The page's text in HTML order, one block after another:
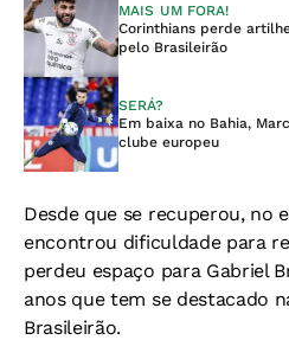
MAIS UM FORA!
Corinthians perde
pelo Brasileirão
SERÁ?
Em baixa no Bahia,
clube europeu
Desde que se recuperou, no
encontrou dificuldade para
perdeu espaço para Gabriel
anos que tem se destacado
Brasileirão.